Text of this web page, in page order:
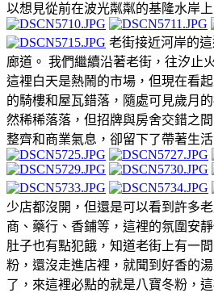
以想見從前在波光粼粼的基隆水岸
老街接近河岸的
廊道。 我們繼續沿著老街，往汐止
這裡白天是熱鬧的市場，但現在看
的騎樓和屋瓦錯落，隨處可見歲月
然稀稀落落，但招牌與房舍交錯之
整齊和商業氣息，卻留下了帶著生
少店都沒開，但還是可以看到許多
商、藥行、香鋪等，這裡的氛圍安
肚子也有點犯餓，知道老街上有一
粉，還沒走進店裡，就聞到好香的
了，來這裡必點的就是八寶冬粉，